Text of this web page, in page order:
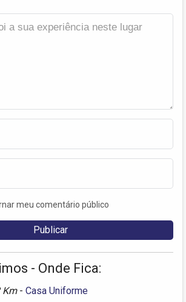
meu comentário público
- Onde Fica:
Km - Casa Uniforme